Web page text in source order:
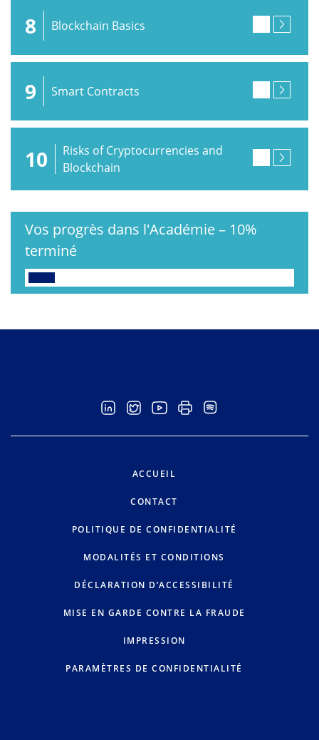
8 Blockchain Basics
9 Smart Contracts
10
Risks of Cryptocurrencies and
Blockchain
Vos progrès dans l'Académie– 10%
terminé
ACCUEIL
CONTACT
POLITIQUE DE CONFIDENTIALITÉ
MODALITÉS ET CONDITIONS
DÉCLARATION D’ACCESSIBILITÉ
MISE EN GARDE CONTRE LA FRAUDE
IMPRESSION
PARAMÈTRES DE CONFIDENTIALITÉ